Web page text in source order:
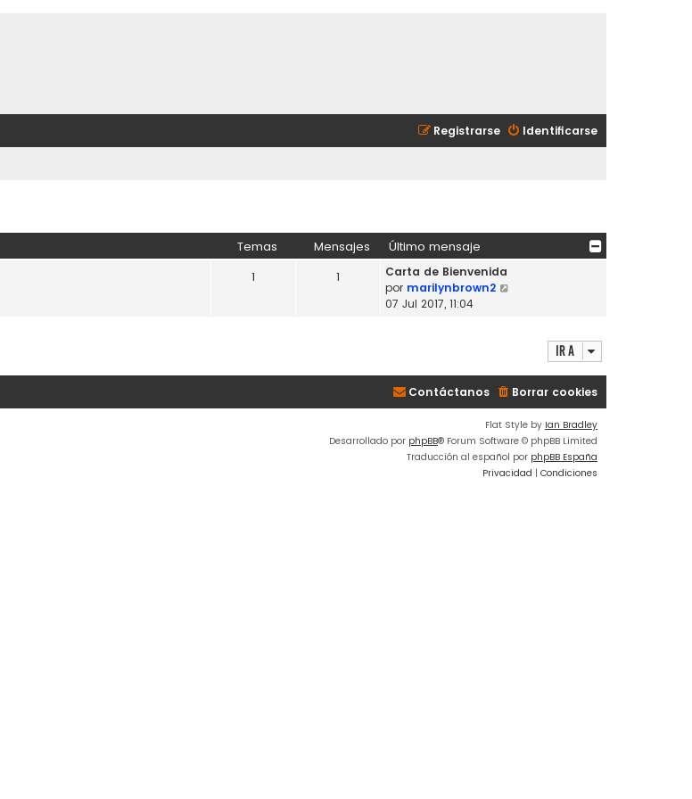
Identificarse
Registrarse
Temas Mensajes Último mensaje
1 1
Carta de Bienvenida
por marilynbrown2
m
m
e
n
s
07 Jul 2017, 11:04
Ir a
Borrar cookies
Contáctanos
Flat Style by Ian Bradley
Desarrollado por phpBB® Forum Software © phpBB Limited
Traducción al español por phpBB España
Privacidad | Condiciones